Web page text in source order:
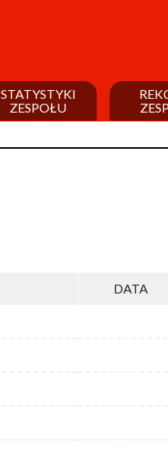
STATYSTYKI
ZESPOŁU
DATA